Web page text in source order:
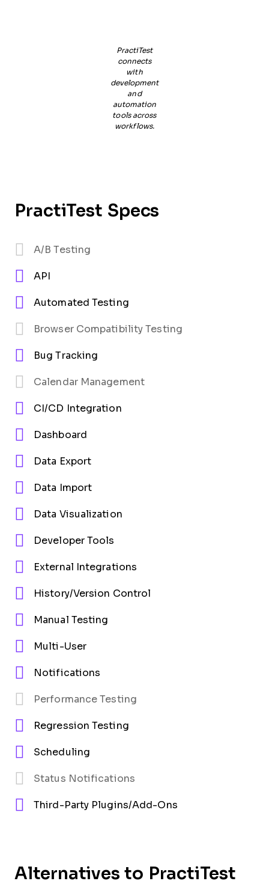
PractiTest
connects
with
development
and
automation
tools across
workflows.
PractiTest Specs
A/B Testing
API
Automated Testing
Browser Compatibility Testing
Bug Tracking
Calendar Management
CI/CD Integration
Dashboard
Data Export
Data Import
Data Visualization
Developer Tools
External Integrations
History/Version Control
Manual Testing
Multi-User
Notifications
Performance Testing
Regression Testing
Scheduling
Status Notifications
Third-Party Plugins/Add-Ons
Alternatives to PractiTest